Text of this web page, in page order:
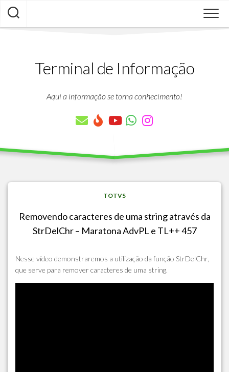
Skip
content
Terminal de Informação
Aqui a informação se torna conhecimento!
TOTVS
Removendo caracteres de uma string através da
StrDelChr – Maratona AdvPL e TL++ 457
Nesse vídeo demonstraremos a utilização da função StrDelChr,
que serve para remover caracteres de uma string.